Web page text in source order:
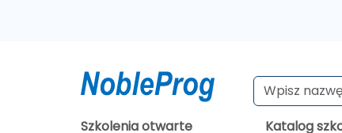
Szkolenia otwarte Katalog